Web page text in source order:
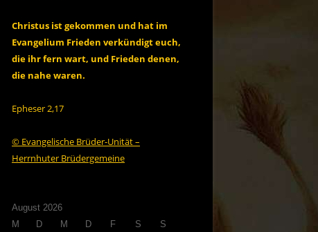
Christus ist gekommen und hat im
Evangelium Frieden verkündigt euch,
die ihr fern wart, und Frieden denen,
die nahe waren.
Epheser 2,17
© Evangelische Brüder-Unität –
Herrnhuter Brüdergemeine
August 2026
M
D M D F S
S